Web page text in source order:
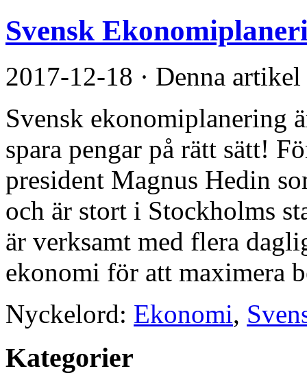
Svensk
2017-12-18 · Denna
Svensk ekonomiplanering
spara pengar på rätt sätt!
president Magnus Hedin
och är stort i Stockholms
är verksamt med flera
ekonomi för att maximera
Nyckelord: Ekonomi,
Kategorier